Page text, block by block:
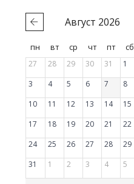
Август 2026
пн вт ср чт пт сб
27
28 29 30 31 1
3
4 5 6 7 8
10
11 12 13 14 15
17
18 19 20 21 22
24
25 26 27 28 29
31
1 2 3 4 5